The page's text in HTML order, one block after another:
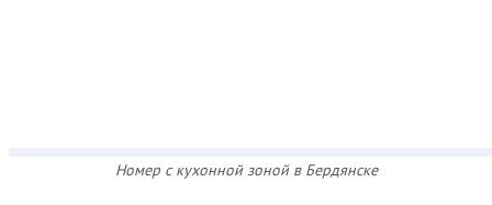
Номер с кухонной зоной в Бердянске